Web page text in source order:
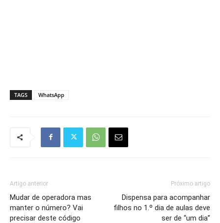
TAGS WhatsApp
Artigo anterior
Mudar de operadora mas
manter o número? Vai
precisar deste código
Próximo artigo
Dispensa para acompanhar
filhos no 1.º dia de aulas deve
ser de “um dia”